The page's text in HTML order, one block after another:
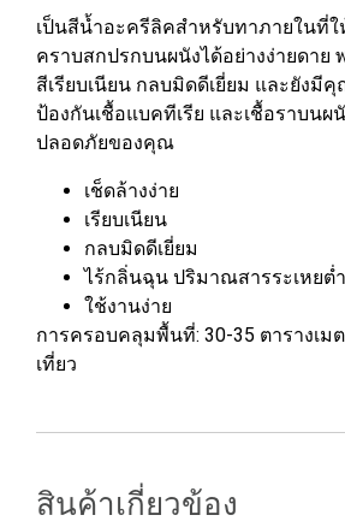
เป็นสีน้ำอะครีลิคสำหรับทาภายในที่
คราบสกปรกบนผนังได้อย่างง่ายดาย
สีเรียบเนียน กลบมิดดีเยี่ยม และยังมี
ป้องกันเชื้อแบคทีเรีย และเชื้อราบนผ
ปลอดภัยของคุณ
เช็ดล้างง่าย
เรียบเนียน
กลบมิดดีเยี่ยม
ไร้กลิ่นฉุน ปริมาณสารระเหยต่ำ
ใช้งานง่าย
การครอบคลุมพื้นที่: 30-35 ตารางเม
เที่ยว
สินค้าเกี่ยวข้อง